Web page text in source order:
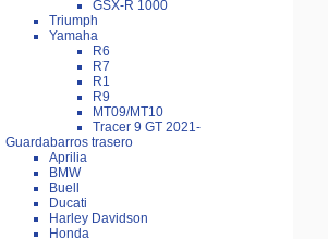
GSX-R 1000
Triumph
Yamaha
R6
R7
R1
R9
MT09/MT10
Tracer 9 GT 2021-
Guardabarros trasero
Aprilia
BMW
Buell
Ducati
Harley Davidson
Honda